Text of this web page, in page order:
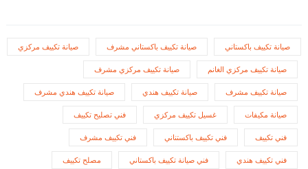
صيانة تكييف باكستاني صيانة تكييف باكستاني مشرف صيانة تكييف مركزي
صيانة تكييف مركزي الغانم صيانة تكييف مركزي مشرف
صيانة تكييف مشرف صيانة تكييف هندي صيانة تكييف هندي مشرف
صيانة مكيفات غسيل تكييف مركزي فني تصليح تكييف
فني تكييف فني تكييف باكستناني فني تكييف مشرف
فني تكييف هندي فني صيانة تكييف باكستاني مصلح تكييف